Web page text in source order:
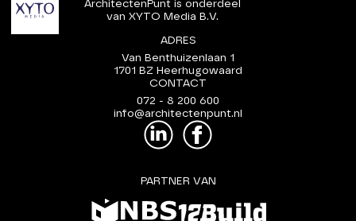
ArchitectenPunt is onderdeel
van XYTO Media B.V.
ADRES
Van Benthuizenlaan 1
1701 BZ Heerhugowaard
CONTACT
072 - 8 200 600
info@architectenpunt.nl
PARTNER VAN